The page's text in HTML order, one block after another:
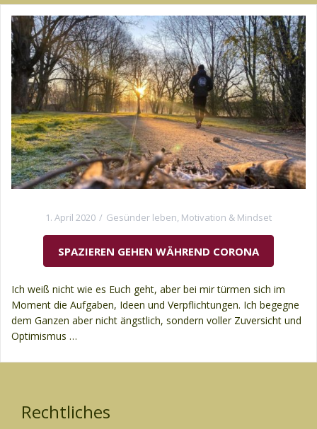
1. April 2020 Gesünder leben, Motivation & Mindset
SPAZIEREN GEHEN WÄHREND CORONA
Ich weiß nicht wie es Euch geht, aber bei mir türmen sich im
Moment die Aufgaben, Ideen und Verpflichtungen. Ich begegne
dem Ganzen aber nicht ängstlich, sondern voller Zuversicht und
Optimismus …
Rechtliches